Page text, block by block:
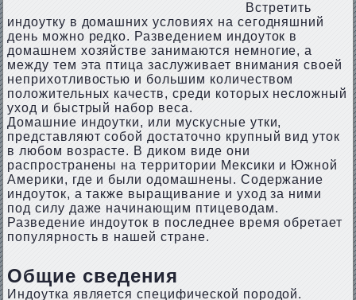
Встретить
индоутку в домашних условиях на сегодняшний
день можно редко. Разведением индоуток в
домашнем хозяйстве занимаются немногие, а
между тем эта птица заслуживает внимания своей
неприхотливостью и большим количеством
положительных качеств, среди которых несложный
уход и быстрый набор веса.
Домашние индоутки, или мускусные утки,
представляют собой достаточно крупный вид уток
в любом возрасте. В диком виде они
распространены на территории Мексики и Южной
Америки, где и были одомашнены. Содержание
индоуток, а также выращивание и уход за ними
под силу даже начинающим птицеводам.
Разведение индоуток в последнее время обретает
популярность в нашей стране.
Общие сведения
Индоутка является специфической породой.